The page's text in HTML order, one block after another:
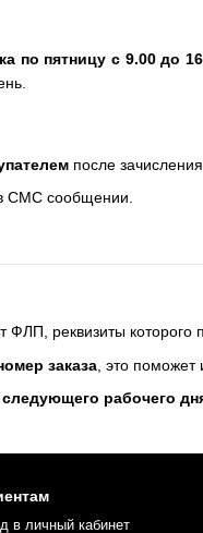
по пятницу с 9.00 до
после
СМС сообщении.
ФЛП, реквизиты
заказа , это
следующего рабочего
в личный кабинет